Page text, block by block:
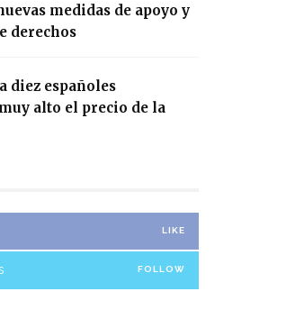
medidas de apoyo y
derechos
diez españoles
alto el precio de la
LIKE
FOLLOW